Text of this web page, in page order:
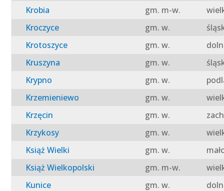
Krobia
gm. m-w.
Kroczyce
gm. w.
Krotoszyce
gm. w.
Kruszyna
gm. w.
Krypno
gm. w.
Krzemieniewo
gm. w.
Krzęcin
gm. w.
Krzykosy
gm. w.
Książ Wielki
gm. w.
Książ Wielkopolski
gm. m-w.
Kunice
gm. w.